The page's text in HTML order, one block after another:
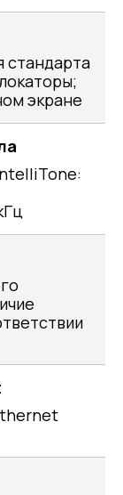
стандарта
экране